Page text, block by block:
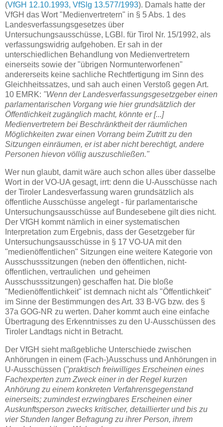
(VfGH 12.10.1993, VfSlg 13.577/1993). Damals hatte der
VfGH das Wort "Medienvertretern" in § 5 Abs. 1 des
Landesverfassungsgesetzes über
Untersuchungsausschüsse, LGBl. für Tirol Nr. 15/1992, als
verfassungswidrig aufgehoben. Er sah in der
unterschiedlichen Behandlung von Medienvertretern
einerseits sowie der "übrigen Normunterworfenen"
andererseits keine sachliche Rechtfertigung im Sinn des
Gleichheitssatzes, und sah auch einen Verstoß gegen Art.
10 EMRK: "Wenn der Landesverfassungsgesetzgeber einen
parlamentarischen Vorgang wie hier grundsätzlich der
Öffentlichkeit zugänglich macht, könnte er [...]
Medienvertretern bei Beschränktheit der räumlichen
Möglichkeiten zwar einen Vorrang beim Zutritt zu den
Sitzungen einräumen, er ist aber nicht berechtigt, andere
Personen hievon völlig auszuschließen."
Wer nun glaubt, damit wäre auch schon alles über dasselbe
Wort in der VO-UA gesagt, irrt: denn die U-Ausschüsse nach
der Tiroler Landesverfassung waren grundsätzlich als
öffentliche Ausschüsse angelegt - für parlamentarische
Untersuchungsausschüsse auf Bundesebene gilt dies nicht.
Der VfGH kommt nämlich in einer systematischen
Interpretation zum Ergebnis, dass der Gesetzgeber für
Untersuchungsausschüsse in § 17 VO-UA mit den
"medienöffentlichen" Sitzungen eine weitere Kategorie von
Ausschusssitzungen (neben den öffentlichen, nicht-
öffentlichen, vertraulichen und geheimen
Ausschusssitzungen) geschaffen hat. Die bloße
"Medienöffentlichkeit" ist demnach nicht als "Öffentlichkeit"
im Sinne der Bestimmungen des Art. 33 B-VG bzw. des §
37a GOG-NR zu werten. Daher kommt auch eine einfache
Übertragung des Erkenntnisses zu den U-Ausschüssen des
Tiroler Landtags nicht in Betracht.
Der VfGH sieht maßgebliche Unterschiede zwischen
Anhörungen in einem (Fach-)Ausschuss und Anhörungen in
U-Ausschüssen ("praktisch freiwilliges Erscheinen eines
Fachexperten zum Zweck einer in der Regel kurzen
Anhörung zu einem konkreten Verfahrensgegenstand
einerseits; zumindest erzwingbares Erscheinen einer
Auskunftsperson zwecks kritischer, detaillierter und bis zu
vier Stunden langer Befragung zu ihrer Person, ihrem